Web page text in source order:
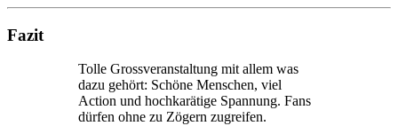
Fazit
Tolle Grossveranstaltung mit allem was
dazu gehört: Schöne Menschen, viel
Action und hochkarätige Spannung. Fans
dürfen ohne zu Zögern zugreifen.